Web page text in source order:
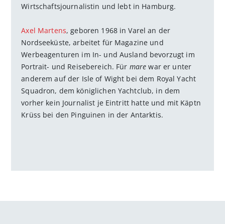
Wirtschaftsjournalistin und lebt in Hamburg.
Axel Martens, geboren 1968 in Varel an der
Nordseeküste, arbeitet für Magazine und
Werbeagenturen im In- und Ausland bevorzugt im
Portrait- und Reisebereich. Für mare war er unter
anderem auf der Isle of Wight bei dem Royal Yacht
Squadron, dem königlichen Yachtclub, in dem
vorher kein Journalist je Eintritt hatte und mit Käptn
Krüss bei den Pinguinen in der Antarktis.